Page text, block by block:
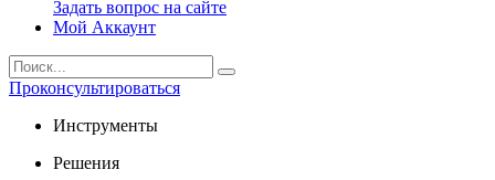
Задать вопрос на сайте
Мой Аккаунт
Проконсультироваться
Инструменты
Решения